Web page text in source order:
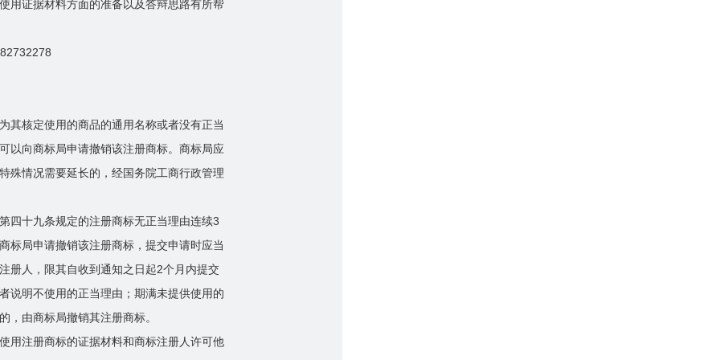
用证据材料方面的准备以及答辩思路有所帮
其核定使用的商品的通用名称或者没有正当
以向商标局申请撤销该注册商标。商标局应
殊情况需要延长的，经国务院工商行政管理
四十九条规定的注册商标无正当理由连续3
标局申请撤销该注册商标，提交申请时应当
册人，限其自收到通知之日起2个月内提交
说明不使用的正当理由；期满未提供使用的
，由商标局撤销其注册商标。
用注册商标的证据材料和商标注册人许可他